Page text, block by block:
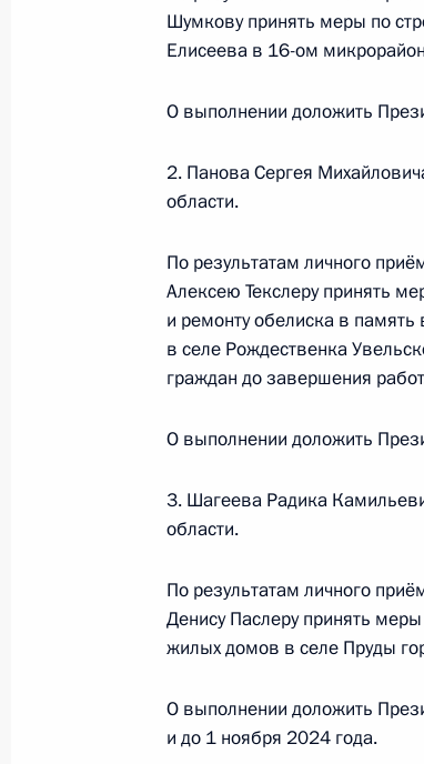
19 ноября 2015 года
19 января 2023 года, 20:07
О ходе исполнения
конференц-связи
Федерации Игорем
по приёму граждан в
19 января 2023 года, 20:07
О ходе исполнения
конференц-связи жителя
Администрации
Президента Российской
19 января 2023 года, 20:07
О ходе принятия мер по
жителя Чукотского
Шумкову принять меры по
Елисеева в 16-ом
О выполнении доложить
2. Панова Сергея
области.
По результатам личного
Алексею Текслеру принять
и ремонту обелиска в
в селе Рождественка
граждан до завершения
О выполнении доложить
3. Шагеева Радика
области.
По результатам личного
Денису Паслеру принять
жилых домов в селе Пруды
О выполнении доложить
и до 1 ноября 2024 года.